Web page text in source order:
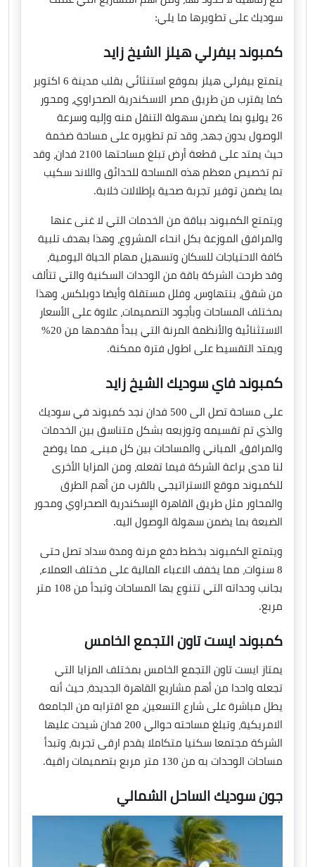
سوديك على تطويرها ما يلي:
كمبوند بيفرلي هيلز الشيخ زايد
يتمتع بيفرلي هيلز بموقع استنثائي بقلب مدينة 6 اكتوبر
كما يقترب من طريق مصر الاسكندرية الصحراوي، ومحور
26 يوليو بما يضمن سهولة التنقل منه وإليه وسرعة
الوصول بدون جهد، وقد تم تطويره على مساحة ضخمة
حيث يمتد على قطعة أرض تبلغ مساحتها 2100 فدان، وقد
تم تخصيص معظم هذه المساحة للحدائق واللاند سكيب
بما يضمن توفير تجربة صحية بإطلالات خلابة.
ويتمتع الكمبوند بباقة من الخدمات التي لا غنى عنها
والمرافق الموزعة بكل انحاء المشروع، وهذا بهدف تلبية
كافة الاحتياجات للسكان وتسهيل مهام الحياة اليومية،
وقد طرحت الشركة باقة من الوحدات السكنية والتي تتألف
من شقق، بنتهاوس، وفلل مستقلة وأيضا دوبلكس، وهذا
بمختلف المساحات وبأجود التصميمات، علاوة على الأسعار
الاستثنائية والأنظمة المرنة التي يبدأ مقدمها من 20%
ويمتد التقسيط على اطول فترة ممكنة.
كمبوند فاي سوديك الشيخ زايد
على مساحة تصل الى 500 فدان نجد كمبوند في سوديك
والذي تم تقسيمه وتوزيعه بشكل متناسق بين الخدمات
والمرافق، المباني والمساحات بين كل مبنى، مما يوضح
لنا مدى براعة الشركة فيما تفعله، ومن المزايا الأخرى
للكمبوند موقع الاستراتيجي بالقرب من أهم الطرق
والمحاور مثل طريق القاهرة الإسكندرية الصحراوي ومحور
الضبعة بما يضمن سهولة الوصول اليه.
ويتمتع الكمبوند بخطط دفع مرنة ومدة سداد تصل حتى
8 سنوات، مما يخفف الاعباء المالية على مختلف العملاء،
بجانب وحداته التي تتنوع بها المساحات وتبدأ من 108 متر
مربع.
كمبوند ايست تاون التجمع الخامس
يمتاز ايست تاون التجمع الخامس بمختلف المزايا التي
تجعله واحدا من أهم مشاريع القاهرة الجديدة، حيث أنه
يطل مباشرة على شارع التسعين، مع اقترابه من الجامعة
الامريكية، وتبلغ مساحته حوالي 200 فدان شيدت عليها
الشركة مجتمعا سكنيا متكاملا يقدم ارقى تجربة، وتبدأ
مساحات الوحدات به من 130 متر مربع بتصميمات راقية.
جون سوديك الساحل الشمالي